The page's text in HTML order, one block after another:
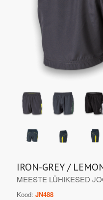
IRON-GREY /
MEESTE LÜHIKESED
Kood: JN488